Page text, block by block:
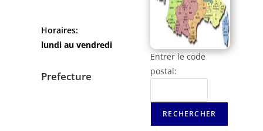
Entrer le code
postal:
Horaires:
lundi au vendredi
Prefecture